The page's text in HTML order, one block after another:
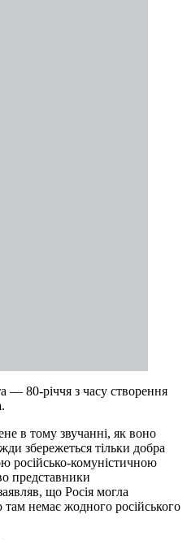
— 80-річчя з часу створення
в тому звучанні, як воно
збережеться тільки добра
російсько-комуністичною
представники
що Росія могла
там немає жодного російського